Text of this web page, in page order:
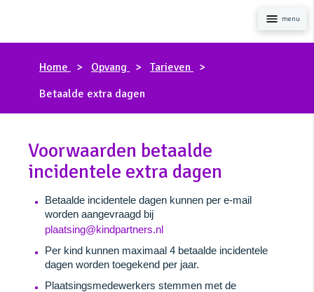
Home Opvang
Tarieven
Betaalde extra dagen
Voorwaarden betaalde
incidentele extra dagen
Betaalde incidentele dagen kunnen per e-mail
worden aangevraagd bij
plaatsing@kindpartners.nl
Per kind kunnen maximaal 4 betaalde incidentele
dagen worden toegekend per jaar.
Plaatsingsmedewerkers stemmen met de